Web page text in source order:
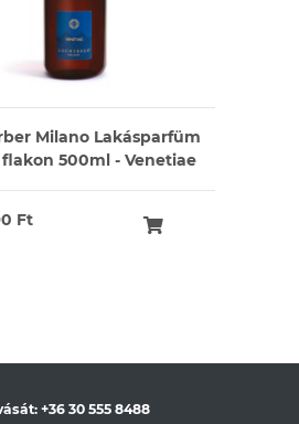
Milano Lakásparfüm
500ml - Venetiae
Ft
+36 30 555 8488